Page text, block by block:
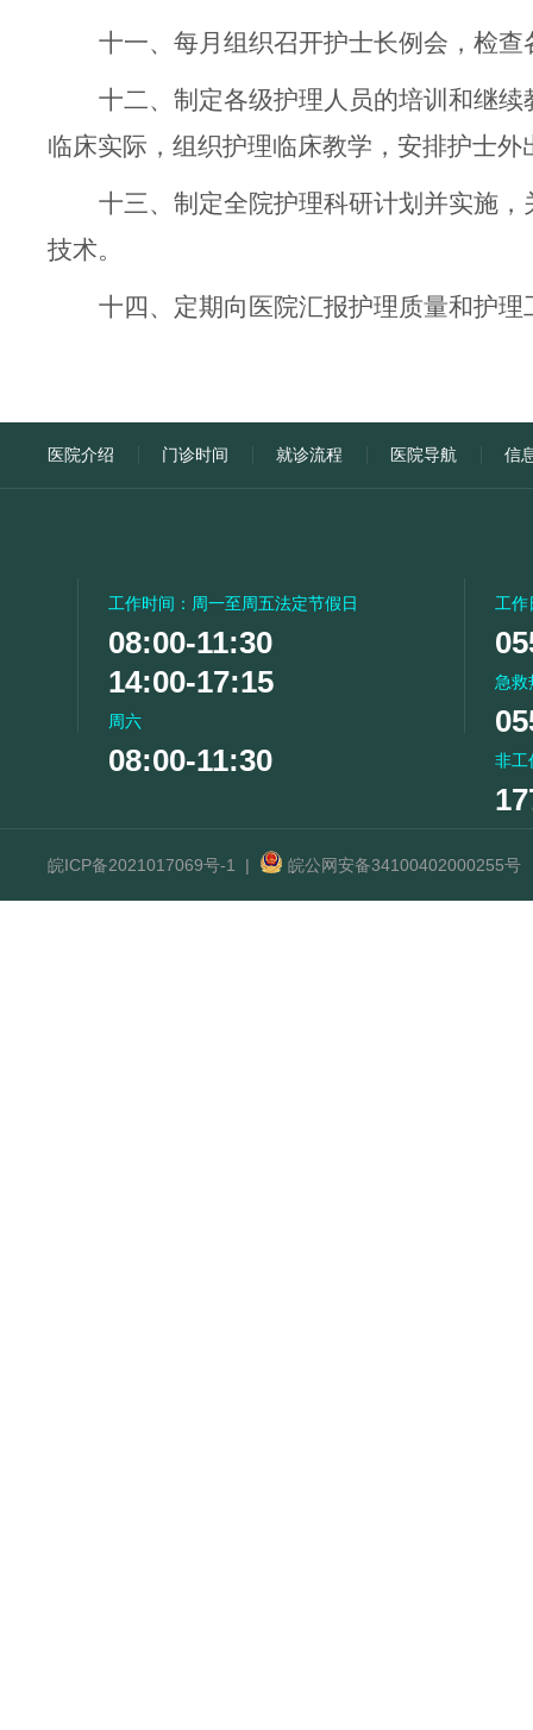
十一、每月组织召开护士长例会，检
十二、制定各级护理人员的培训和继
临床实际，组织护理临床教学，安排护士外
十三、制定全院护理科研计划并实施
技术。
十四、定期向医院汇报护理质量和护理
医院介绍 门诊时间 就诊流程 医院导航 信
工作时间：周一至周五法定节假日
08:00-11:30
14:00-17:15
周六
08:00-11:30
工作
急救
非工
皖ICP备2021017069号-1 | 皖公网安备34100402000255号